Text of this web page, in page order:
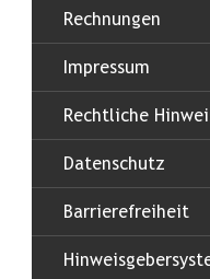
Rechnungen
Impressum
Rechtliche
Datenschutz
Barrierefreiheit